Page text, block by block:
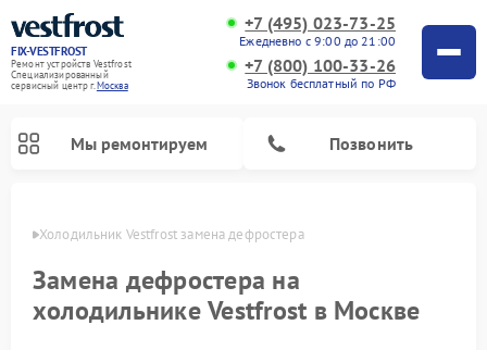
FIX-VESTFROST
Ремонт устройств Vestfrost
Специализированный
cервисный центр г.Москва
+7 (495) 023-73-25
Ежедневно с 9:00 до 21:00
+7 (800) 100-33-26
Звонок бесплатный по РФ
Мы ремонтируем Позвонить
Холодильник Vestfrost замена дефростера
Замена дефростера на
холодильнике Vestfrost в Москве